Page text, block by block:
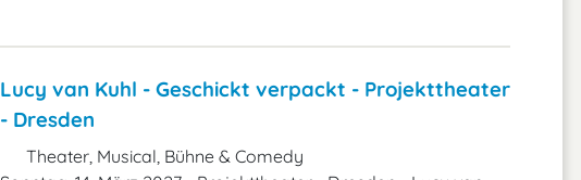
Lucy van Kuhl - Geschickt verpackt - Projekttheater
- Dresden
Theater, Musical, Bühne & Comedy